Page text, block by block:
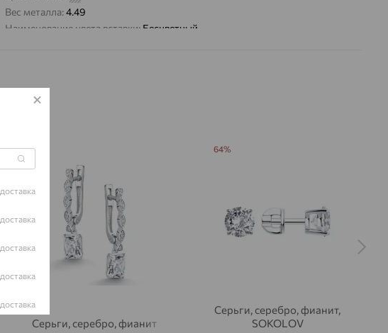
Вес металла:4.49
Наименование цвета вставки: Бесцветный
ПРОИСХОЖДЕНИЕ
Серьги, серебро, фианит
64%
Серьги, серебро, фианит,
SOKOLOV
64%
доставка
доставка
доставка
доставка
доставка